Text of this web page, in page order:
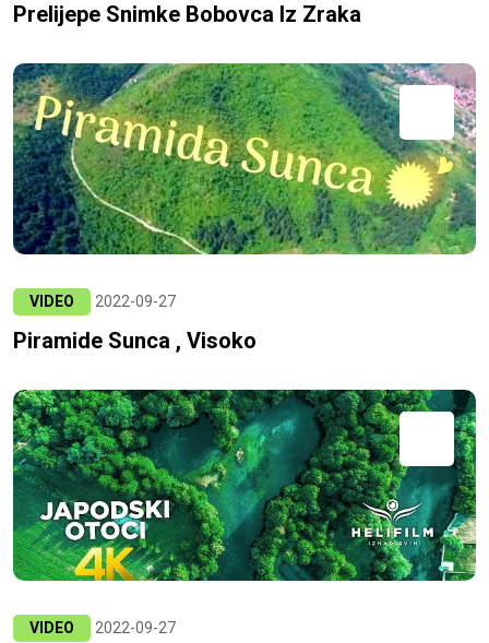
Prelijepe Snimke Bobovca Iz Zraka
VIDEO 2022-09-27
Piramide Sunca , Visoko
VIDEO 2022-09-27